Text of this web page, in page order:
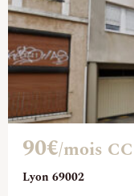
Lyon 69002
90€/mois CC